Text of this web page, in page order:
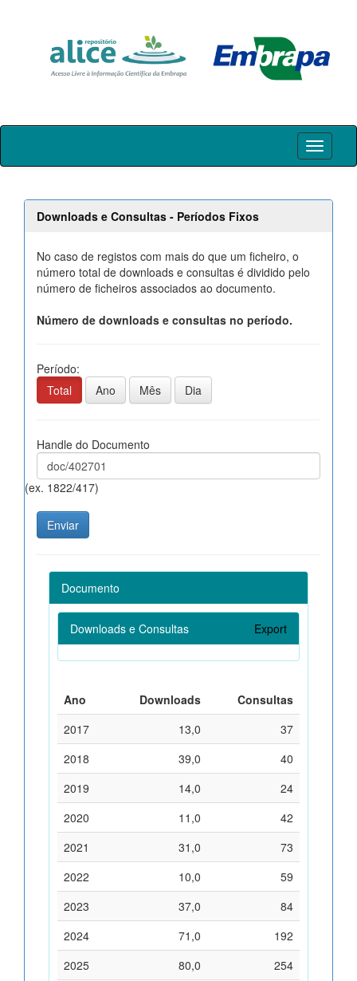
Skip
Downloads e Consultas - Períodos Fixos
No caso de registos com mais do que um ficheiro, o
número total de downloads e consultas é dividido pelo
número de ficheiros associados ao documento.
Número de downloads e consultas no período.
Período:
Total
Ano Mês Dia
Handle do Documento
(ex. 1822/417)
Documento
Downloads e Consultas Export
Ano Downloads
Consultas
2017
13,0
37
2018
39,0
40
2019
14,0
24
2020
11,0
42
2021
31,0
73
2022
10,0
59
2023
37,0
84
2024
71,0
192
2025
80,0
254